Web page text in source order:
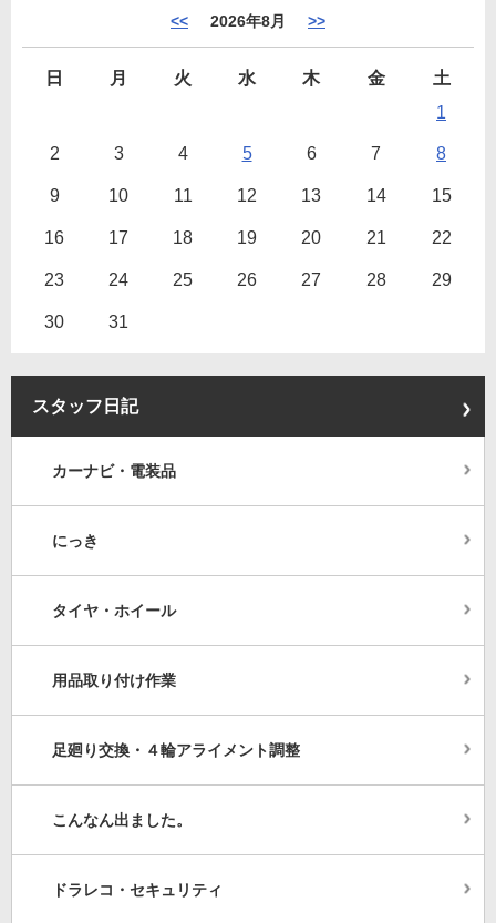
<< 2026年8月 >>
日 月 火 水 木 金
土
1
2 3 4 5 6 7 8
9 10 11 12 13 14 15
16 17 18 19 20 21 22
23 24 25 26 27 28 29
30 31
スタッフ日記
カーナビ・電装品
にっき
タイヤ・ホイール
用品取り付け作業
足廻り交換・４輪アライメント調整
こんなん出ました。
ドラレコ・セキュリティ